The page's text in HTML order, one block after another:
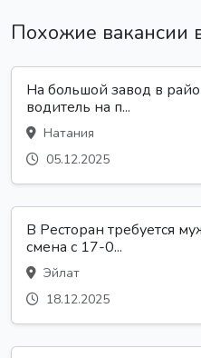
Похожие вакансии
На большой завод в
водитель на п...
Натания
05.12.2025
В Ресторан требуется
смена с 17-0...
Эйлат
18.12.2025